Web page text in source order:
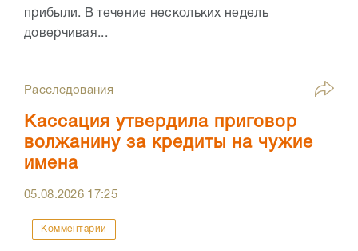
прибыли. В течение нескольких недель
доверчивая...
Расследования
Кассация утвердила приговор
волжанину за кредиты на чужие
имена
05.08.2026 17:25
Комментарии